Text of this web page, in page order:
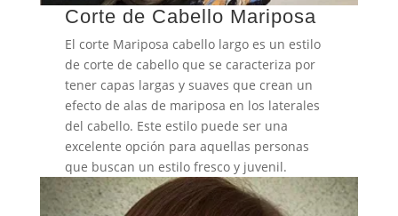
Corte de Cabello Mariposa
El corte Mariposa cabello largo es un estilo
de corte de cabello que se caracteriza por
tener capas largas y suaves que crean un
efecto de alas de mariposa en los laterales
del cabello. Este estilo puede ser una
excelente opción para aquellas personas
que buscan un estilo fresco y juvenil.